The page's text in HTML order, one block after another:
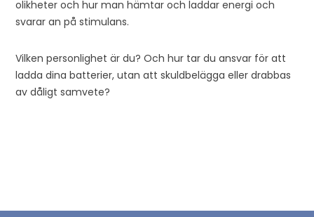
olikheter och hur man hämtar och laddar energi och
svarar an på stimulans.
Vilken personlighet är du? Och hur tar du ansvar för att
ladda dina batterier, utan att skuldbelägga eller drabbas
av dåligt samvete?